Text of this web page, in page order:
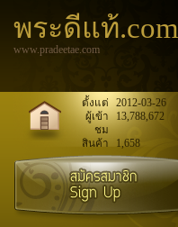
พระดีแท้.com
www.pradeetae.com
ตั้งแต่
2012-03-26
ผู้เข้า
ชม
13,788,672
สินค้า 1,658